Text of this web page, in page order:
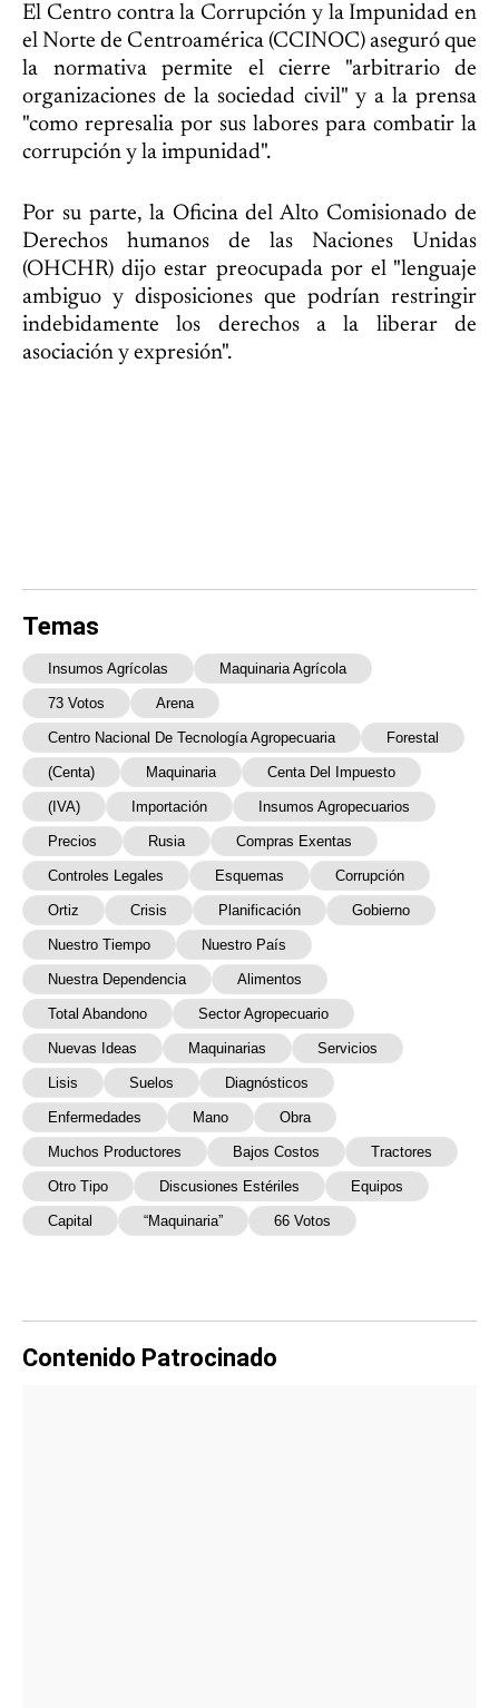
El Centro contra la Corrupción y la Impunidad en
el Norte de Centroamérica (CCINOC) aseguró que
la normativa permite el cierre "arbitrario de
organizaciones de la sociedad civil" y a la prensa
"como represalia por sus labores para combatir la
corrupción y la impunidad".
Por su parte, la Oficina del Alto Comisionado de
Derechos humanos de las Naciones Unidas
(OHCHR) dijo estar preocupada por el "lenguaje
ambiguo y disposiciones que podrían restringir
indebidamente los derechos a la liberar de
asociación y expresión".
Temas
Insumos Agrícolas Maquinaria Agrícola
73 Votos Arena
Centro Nacional De Tecnología Agropecuaria Forestal
(Centa) Maquinaria Centa Del Impuesto
(IVA) Importación Insumos Agropecuarios
Precios Rusia Compras Exentas
Controles Legales Esquemas Corrupción
Ortiz Crisis Planificación Gobierno
Nuestro Tiempo Nuestro País
Nuestra Dependencia Alimentos
Total Abandono Sector Agropecuario
Nuevas Ideas Maquinarias Servicios
Lisis Suelos Diagnósticos
Enfermedades Mano Obra
Muchos Productores Bajos Costos Tractores
Otro Tipo Discusiones Estériles Equipos
Capital “maquinaria” 66 Votos
Contenido Patrocinado